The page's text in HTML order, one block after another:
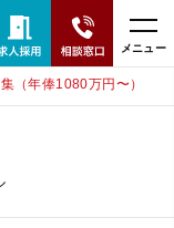
メニュー
万円〜） RECRUIT